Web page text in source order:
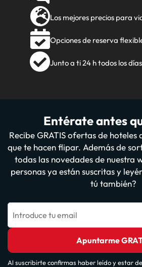
Los mejores precios para
Opciones de reserva
Junto a ti 24 h todos los
Entérate antes
Recibe GRATIS ofertas de hoteles
que te hacen flipar. Además de
todas las novedades de nuestra
personas ya están suscritas y
tú también?
Introduce tu email
Apuntarme
Al suscribirte confirmas haber leído y estar